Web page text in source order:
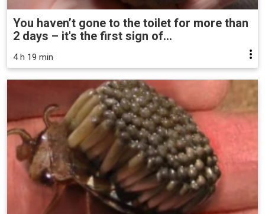
You haven’t gone to the toilet for more than
2 days – it's the first sign of...
4 h 19 min